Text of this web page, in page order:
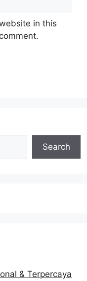
in this
Search
& Terpercaya